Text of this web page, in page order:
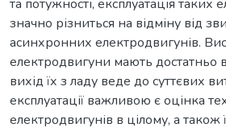
та потужності, експлуатація
значно різниться на відміну від
асинхронних електродвигунів.
електродвигуни мають достатньо
вихід їх з ладу веде до суттєвих
експлуатації важливою є оцінка
електродвигунів в цілому, а також